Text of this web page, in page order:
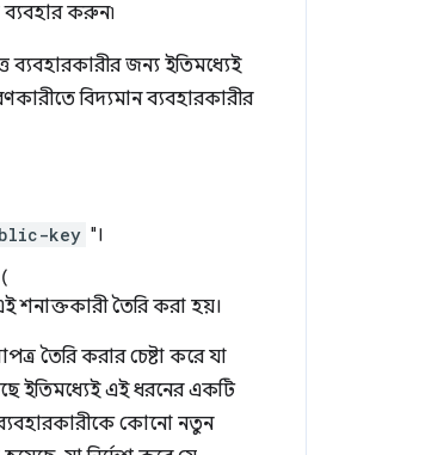
ব্যবহার করুন৷
ব্যবহারকারীর জন্য ইতিমধ্যেই
বিদ্যমান ব্যবহারকারীর
key "।
শনাক্তকারী তৈরি করা হয়।
তৈরি করার চেষ্টা করে যা
ইতিমধ্যেই এই ধরনের একটি
ব্যবহারকারীকে কোনো নতুন